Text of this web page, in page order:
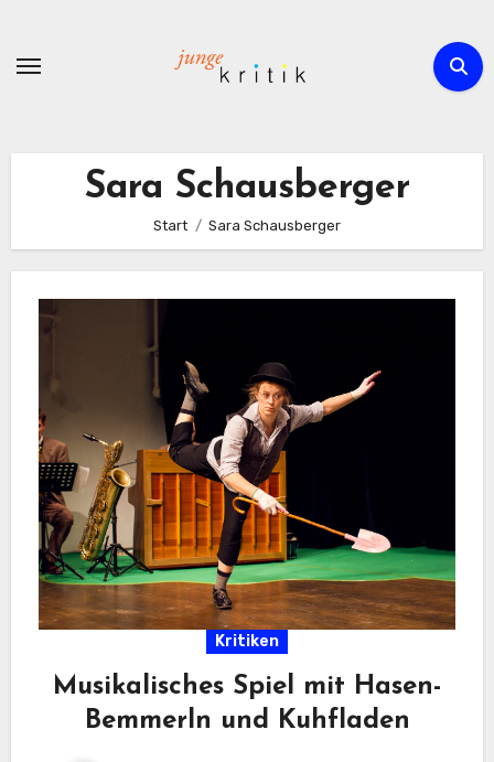
springen
Sara Schausberger
Start Sara Schausberger
Kritiken
Musikalisches Spiel mit Hasen-
Bemmerln und Kuhfladen